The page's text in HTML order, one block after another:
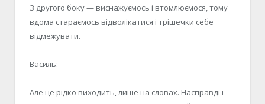
З другого боку — виснажуємось і втомлюємося, тому
вдома стараємось відволікатися і трішечки себе
відмежувати.
Василь:
Але це рідко виходить, лише на словах. Насправді і